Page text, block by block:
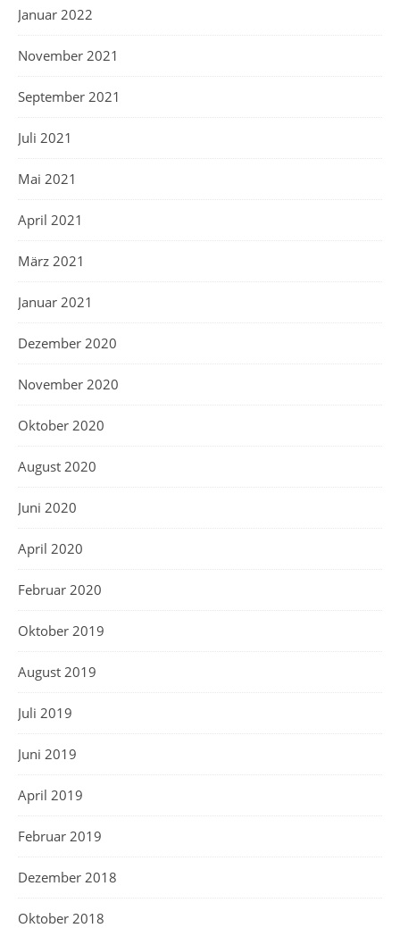
Januar 2022
November 2021
September 2021
Juli 2021
Mai 2021
April 2021
März 2021
Januar 2021
Dezember 2020
November 2020
Oktober 2020
August 2020
Juni 2020
April 2020
Februar 2020
Oktober 2019
August 2019
Juli 2019
Juni 2019
April 2019
Februar 2019
Dezember 2018
Oktober 2018